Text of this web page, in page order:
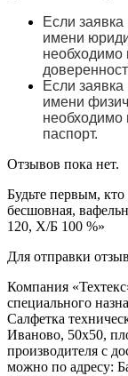
Если
имени
необходимо
Если
имени
необходимо
паспорт.
Отзывов пока нет.
Будьте первым, кто
бесшовная,
120, Х/Б 100 %»
Для отправки
Компания
специального
Салфетка
Иваново, 50х50,
производителя с
можно по адресу: